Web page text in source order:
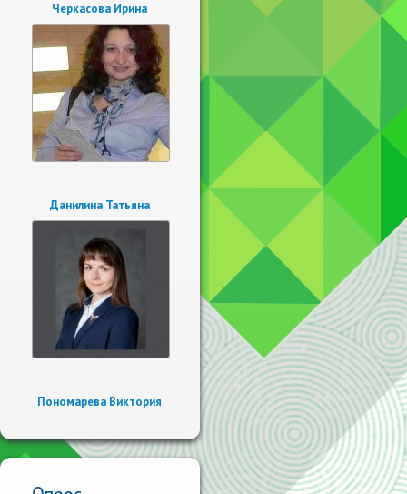
Черкасова Ирина
Данилина Татьяна
Пономарева Виктория